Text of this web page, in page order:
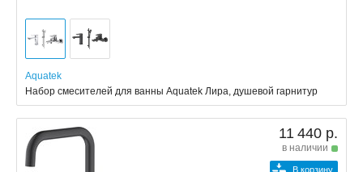
Aquatek
Набор смесителей для ванны Aquatek Лира, душевой гарнитур
11 440 р.
в наличии
В корзину